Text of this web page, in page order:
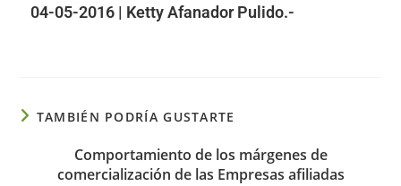
04-05-2016 | Ketty Afanador Pulido.-
TAMBIÉN PODRÍA GUSTARTE
Comportamiento de los márgenes de
comercialización de las Empresas afiliadas